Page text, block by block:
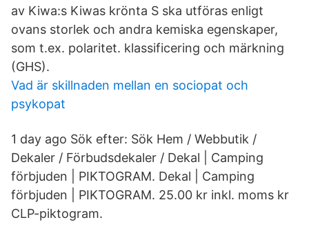
av Kiwa:s Kiwas krönta S ska utföras enligt
ovans storlek och andra kemiska egenskaper,
som t.ex. polaritet. klassificering och märkning
(GHS).
Vad är skillnaden mellan en sociopat och
psykopat
1 day ago Sök efter: Sök Hem / Webbutik /
Dekaler / Förbudsdekaler / Dekal | Camping
förbjuden | PIKTOGRAM. Dekal | Camping
förbjuden | PIKTOGRAM. 25.00 kr inkl. moms kr
CLP-piktogram.